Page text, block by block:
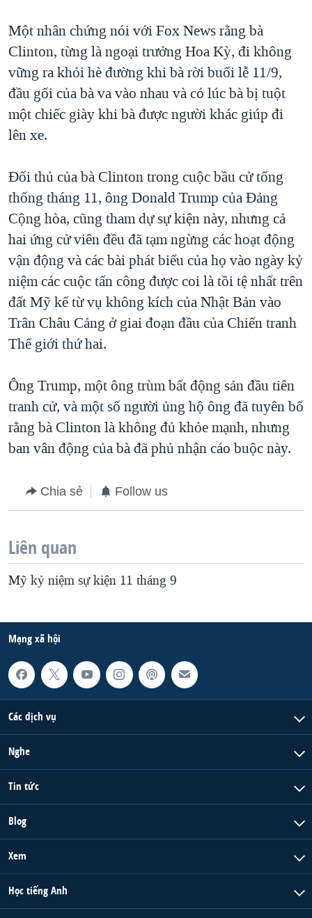
Một nhân chứng nói với Fox News rằng bà
Clinton, từng là ngoại trưởng Hoa Kỳ, đi không
vững ra khỏi hè đường khi bà rời buổi lễ 11/9,
đầu gối của bà va vào nhau và có lúc bà bị tuột
một chiếc giày khi bà được người khác giúp đi
lên xe.
Đối thủ của bà Clinton trong cuộc bầu cử tổng
thống tháng 11, ông Donald Trump của Đảng
Cộng hòa, cũng tham dự sự kiện này, nhưng cả
hai ứng cử viên đều đã tạm ngừng các hoạt động
vận động và các bài phát biểu của họ vào ngày kỷ
niệm các cuộc tấn công được coi là tồi tệ nhất trên
đất Mỹ kể từ vụ không kích của Nhật Bản vào
Trân Châu Cảng ở giai đoạn đầu của Chiến tranh
Thế giới thứ hai.
Ông Trump, một ông trùm bất động sản đầu tiên
tranh cử, và một số người ủng hộ ông đã tuyên bố
rằng bà Clinton là không đủ khỏe mạnh, nhưng
ban vân động của bà đã phủ nhận cáo buộc này.
Chia sẻ Follow us
Liên quan
Mỹ kỷ niệm sự kiện 11 tháng 9
Mạng xã hội
Các dịch vụ
Nghe
Tin tức
Blog
Xem
Học tiếng Anh